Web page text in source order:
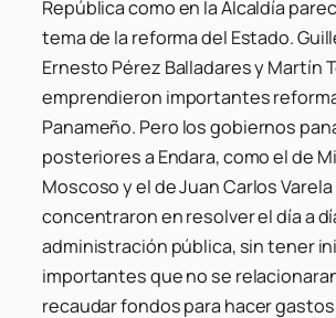
República como en la Alcaldía
tema de la reforma del Estado.
Ernesto Pérez Balladares y Martín
emprendieron importantes
Panameño. Pero los gobiernos
posteriores a Endara, como el de
Moscoso y el de Juan Carlos
concentraron en resolver el día a
administración pública, sin tener
importantes que no se
recaudar fondos para hacer